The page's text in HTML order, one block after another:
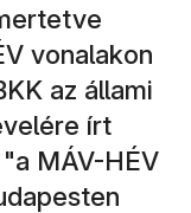
vonalakon
az állami
írt
MÁV-HÉV